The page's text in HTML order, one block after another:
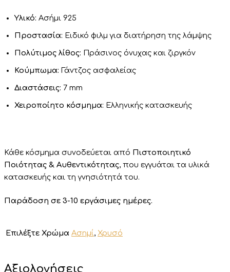
Υλικό: Ασήμι 925
Προστασία: Ειδικό φιλμ για διατήρηση της λάμψης
Πολύτιμος λίθος: Πράσινος όνυχας και ζιργκόν
Κούμπωμα: Γάντζος ασφαλείας
Διαστάσεις: 7 mm
Χειροποίητο κόσμημα: Ελληνικής κατασκευής
Κάθε κόσμημα συνοδεύεται από Πιστοποιητικό
Ποιότητας & Αυθεντικότητας, που εγγυάται τα υλικά
κατασκευής και τη γνησιότητά του.
Παράδοση σε 3-10 εργάσιμες ημέρες.
Επιλέξτε Χρώμα Ασημί, Χρυσό
Αξιολογήσεις